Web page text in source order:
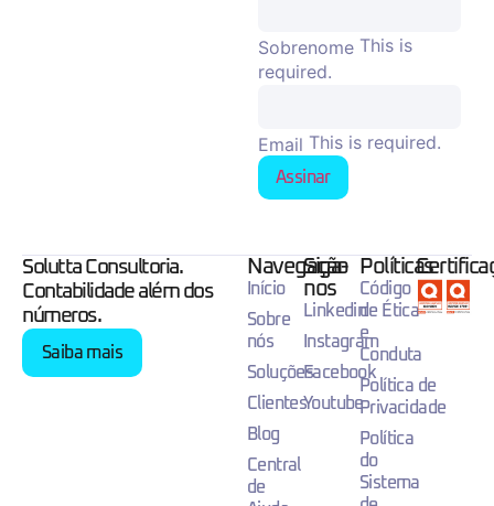
Sobrenome This is
required.
Email This is required.
Assinar
Solutta Consultoria.
Contabilidade além dos
números.
Saiba mais
Navegação
Início
Sobre
nós
Soluções
Clientes
Blog
Central
de
Siga-
nos
Linkedin
Instagram
Facebook
Youtube
Políticas
Código
de Ética
e
Conduta
Política de
Privacidade
Política
do
Sistema